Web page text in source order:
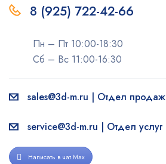
8 (925) 722-42-66
Пн – Пт 10:00-18:30
Сб – Вс 11:00-16:30
sales@3d-m.ru | Отдел продаж
service@3d-m.ru | Отдел услуг
Написать в чат Max